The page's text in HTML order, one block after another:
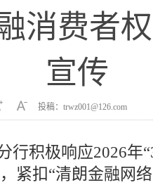
消费者
宣传
投稿：trwz001@126.com
行积极响应2026年
紧扣“清朗金融网